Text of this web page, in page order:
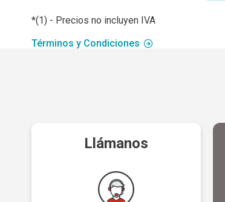
*(1) - Precios no incluyen IVA
Términos y Condiciones
Llámanos